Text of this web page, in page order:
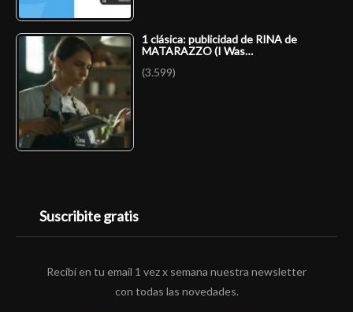
1 clásica: publicidad de RINA de
MATARAZZO (I Was…
(3.599)
Suscribite gratis
Recibí en tu email 1 vez x semana nuestra newsletter
con todas las novedades.